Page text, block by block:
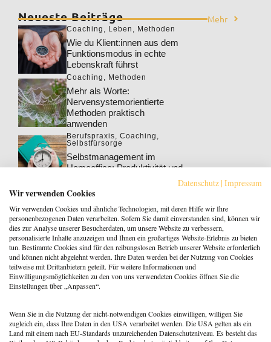
Neueste Beiträge Mehr
Coaching , Leben , Methoden
Wie du Klient:innen aus dem
Funktionsmodus in echte
Lebenskraft führst
Coaching Methoden
Mehr als Worte:
Nervensystemorientierte
Methoden praktisch
anwenden
Berufspraxis Coaching
Selbstfürsorge
Selbstmanagement im
Homeoffice: Produktivität und
Berufspraxis
Klarheit gewinnt: Gebucht
werden als Coach:in im KI-
Zeitalter
Berufspraxis
Patientenrechtegesetz: 5
typische Irrtümer im Fakten-
Check
Coaching
falschen Fragen? Zeit für ein
Repertoire-Update
Datenschutz | Impressum
Wir verwenden Cookies
Wir verwenden Cookies und ähnliche Technologien, mit deren Hilfe wir Ihre
personenbezogenen Daten verarbeiten. Sofern Sie damit einverstanden sind, können wir
dies zur Analyse unserer Besucherdaten, um unsere Website zu verbessern,
personalisierte Inhalte anzuzeigen und Ihnen ein großartiges Website-Erlebnis zu bieten
tun. Bestimmte Cookies sind für den reibungslosen Betrieb unserer Website erforderlich
und können nicht abgelehnt werden. Ihre Daten werden bei der Nutzung von Cookies
teilweise mit Drittanbietern geteilt. Für weitere Informationen und
Einwilligungsmöglichkeiten zu den von uns verwendeten Cookies öffnen Sie die
Einstellungen über „Anpassen“.
Wenn Sie in die Nutzung der nicht-notwendigen Cookies einwilligen, willigen Sie
zugleich ein, dass Ihre Daten in den USA verarbeitet werden. Die USA gelten als ein
Land mit einem nach EU-Standards unzureichenden Datenschutzniveau. Es besteht das